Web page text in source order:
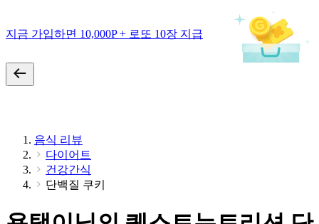
지금 가입하면 10,000P + 로또 10장 지급
음식 리뷰
다이어트
건강간식
단백질 쿠키